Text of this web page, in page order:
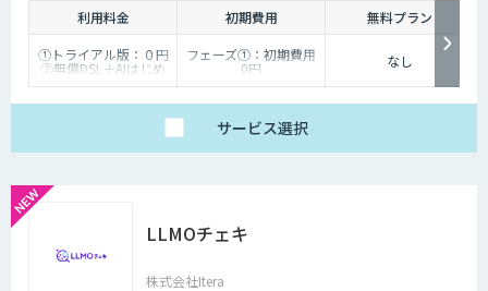
利用料金 初期費用
無料プラン
①トライアル版：０円
②無償DSL＋AIはじめ
るサポート：50,000円
1,500,000円（個社別
④Dify個別開発：個社
社別お見積り（Dify
⑥有償保守：10,000
円/30,000円/50,000円
フェーズ①：初期費用
0円
フェーズ②：初期費用
円）/
フェーズ③以降：開発
時にお見積り
なし
サービス選択
LLMOチェキ
株式会社Itera